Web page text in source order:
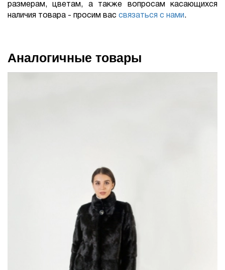
размерам, цветам, а также вопросам касающихся
наличия товара - просим вас связаться с нами .
Аналогичные товары